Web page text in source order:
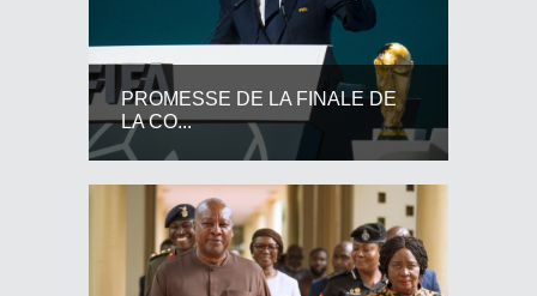
PROMESSE DE LA FINALE DE
LA CO...